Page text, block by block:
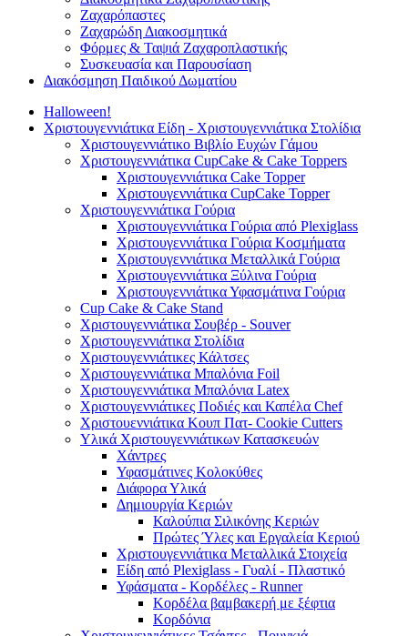
Ζαχαρόπαστες
Ζαχαρώδη Διακοσμητικά
Φόρμες & Ταψιά Ζαχαροπλαστικής
Συσκευασία και Παρουσίαση
Διακόσμηση Παιδικού Δωματίου
Halloween!
Χριστουγεννιάτικα Είδη - Χριστουγεννιάτικα Στολίδια
Χριστουγεννιάτικο Βιβλίο Ευχών Γάμου
Χριστουγεννιάτικα CupCake & Cake Toppers
Χριστουγεννιάτικα Cake Topper
Χριστουγεννιάτικα CupCake Topper
Χριστουγεννιάτικα Γούρια
Χριστουγεννιάτικα Γούρια από Plexiglass
Χριστουγεννιάτικα Γούρια Κοσμήματα
Χριστουγεννιάτικα Μεταλλικά Γούρια
Χριστουγεννιάτικα Ξύλινα Γούρια
Χριστουγεννιάτικα Υφασμάτινα Γούρια
Cup Cake & Cake Stand
Χριστουγεννιάτικα Σουβέρ - Souver
Χριστουγεννιάτικα Στολίδια
Χριστουγεννιάτικες Κάλτσες
Χριστουγεννιάτικα Μπαλόνια Foil
Χριστουγεννιάτικα Μπαλόνια Latex
Χριστουγεννιάτικες Ποδιές και Καπέλα Chef
Χριστουεννιάτικα Κουπ Πατ- Cookie Cutters
Υλικά Χριστουγεννιάτικων Κατασκευών
Χάντρες
Υφασμάτινες Κολοκύθες
Διάφορα Υλικά
Δημιουργία Κεριών
Καλούπια Σιλικόνης Κεριών
Πρώτες Ύλες και Εργαλεία Κεριού
Χριστουγεννιάτικα Μεταλλικά Στοιχεία
Είδη από Plexiglass - Γυαλί - Πλαστικό
Υφάσματα - Κορδέλες - Runner
Κορδέλα βαμβακερή με ξέφτια
Κορδόνια